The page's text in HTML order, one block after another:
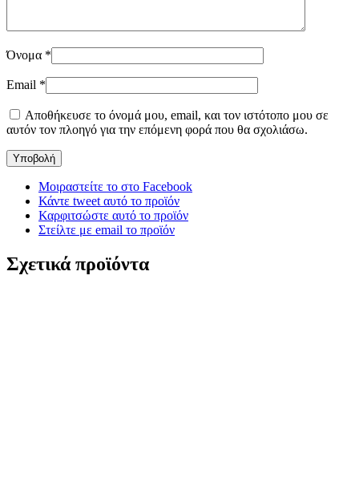
Όνομα *
Email *
Αποθήκευσε το όνομά μου, email, και τον ιστότοπο μου σε
αυτόν τον πλοηγό για την επόμενη φορά που θα σχολιάσω.
Μοιραστείτε το στο Facebook
Κάντε tweet αυτό το προϊόν
Καρφιτσώστε αυτό το προϊόν
Στείλτε με email το προϊόν
Σχετικά προϊόντα